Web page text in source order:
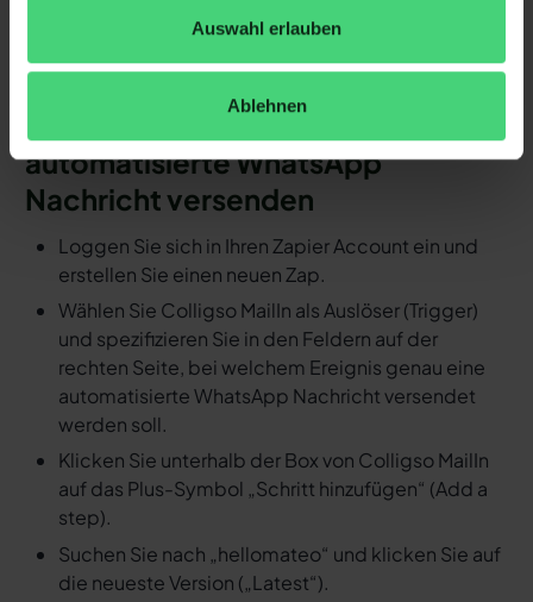
Auswahl erlauben
Ablehnen
Arbeitsaufwand.
Ereignis in Colligso MailIn eine
automatisierte WhatsApp
Nachricht versenden
Loggen Sie sich in Ihren Zapier Account ein und
erstellen Sie einen neuen Zap.
Wählen Sie Colligso MailIn als Auslöser (Trigger)
und spezifizieren Sie in den Feldern auf der
rechten Seite, bei welchem Ereignis genau eine
automatisierte WhatsApp Nachricht versendet
werden soll.
Klicken Sie unterhalb der Box von Colligso MailIn
auf das Plus-Symbol „Schritt hinzufügen“ (Add a
step).
Suchen Sie nach „hellomateo“ und klicken Sie auf
die neueste Version („Latest“).